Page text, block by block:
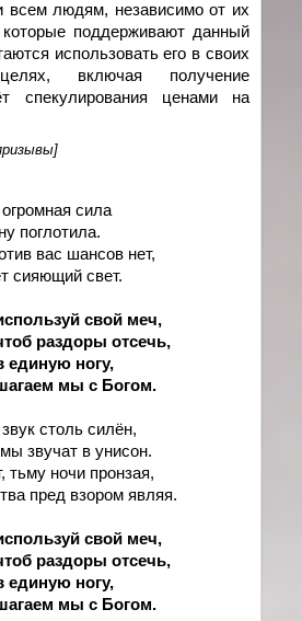
всем людям, независимо от их
поддерживают данный
использовать его в своих
целях, включая получение
спекулирования ценами на
сила
поглотила.
вас шансов нет,
сияющий свет.
свой меч,
раздоры отсечь,
единую ногу,
мы с Богом.
столь силён,
звучат в унисон.
тьму ночи пронзая,
пред взором являя.
свой меч,
раздоры отсечь,
единую ногу,
мы с Богом.